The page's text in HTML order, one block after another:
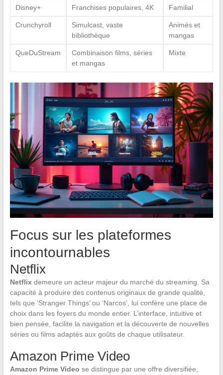
Disney+ Franchises populaires, 4K Familial
Crunchyroll
Simulcast, vaste
bibliothèque
Animés et
mangas
QueDuStream
Combinaison films, séries
et mangas
Mixte
Focus sur les plateformes
incontournables
Netflix
Netflixdemeure un acteur majeur du marché du streaming. Sa
capacité à produire des contenus originaux de grande qualité,
tels que ‘Stranger Things’ ou ‘Narcos’, lui confère une place de
choix dans les foyers du monde entier. L’interface, intuitive et
bien pensée, facilite la navigation et la découverte de nouvelles
séries ou films adaptés aux goûts de chaque utilisateur.
Amazon Prime Video
Amazon Prime Video se distingue par une offre diversifiée,